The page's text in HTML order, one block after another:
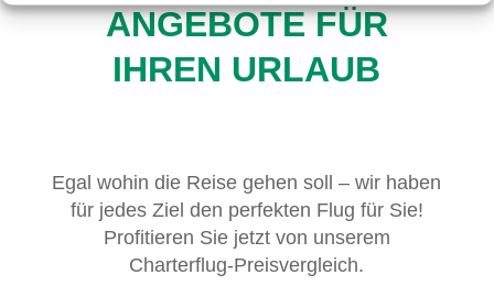
ANGEBOTE FÜR
IHREN URLAUB
Egal wohin die Reise gehen soll – wir haben
für jedes Ziel den perfekten Flug für Sie!
Profitieren Sie jetzt von unserem
Charterflug-Preisvergleich.